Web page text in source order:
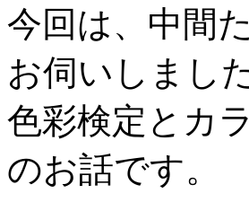
今回は、中間
お伺いしました
色彩検定とカ
のお話です。